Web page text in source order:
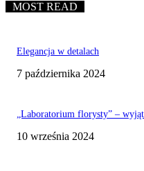
MOST READ
Elegancja w detalach
7 października 2024
„Laboratorium florysty” –
10 września 2024